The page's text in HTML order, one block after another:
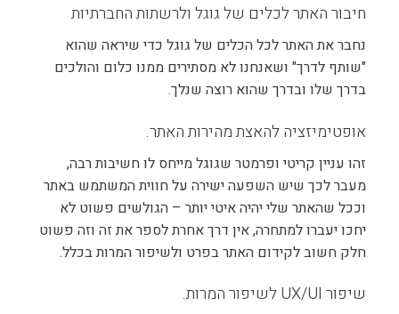
חיבור האתר לכלים של גוגל ולרשתות החברתיות
נחבר את האתר לכל הכלים של גוגל כדי שיראה שהוא
"שותף לדרך" ושאנחנו לא מסתירים ממנו כלום והולכים
בדרך שלו ובדרך שהוא רוצה שנלך.
אופטימיזציה להאצת מהירות האתר.
זהו עניין קריטי ופרמטר שגוגל מייחס לו חשיבות רבה,
מעבר לכך שיש השפעה ישירה על חווית המשתמש באתר
וככל שהאתר שלי יהיה איטי יותר – הגולשים פשוט לא
יחכו יעברו למתחרה, אין דרך אחרת לספר את זה וזה פשוט
חלק חשוב לקידום האתר בפרט ולשיפור המרות בכלל.
שיפור UX/UI לשיפור המרות.